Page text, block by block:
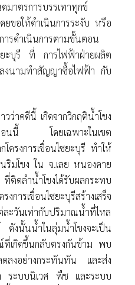
มาตรการบรรเทาทุกข์
ขอให้ดำเนินการระงับ หรือ
ารดำเนินการตามขั้นตอน
ซยะบุรี ที่ การไฟฟ้าฝ่ายผลิต
งนามทำสัญญาซื้อไฟฟ้า กับ
ว่าคดีนี้ เกิดจากวิกฤติน้ำโขง
ดือนนี้ โดยเฉพาะในเขต
ครงการเขื่อนไซยะบุรี ทำให้
ริมโขง ใน จ.เลย หนองคาย
ดลำน้ำโขงได้รับผลกระทบ
การเขื่อนไซยะบุรีสร้างเสร็จ
ละวันเท่ากับปริมาณน้ำที่ไหล
ดังนั้นน้ำในลุ่มน้ำโขงจะเป็น
เกิดขึ้นกลับตรงกันข้าม พบ
ดลงอย่างกระทันทัน และส่ง
ะบบนิเวศ พืช และระบบ